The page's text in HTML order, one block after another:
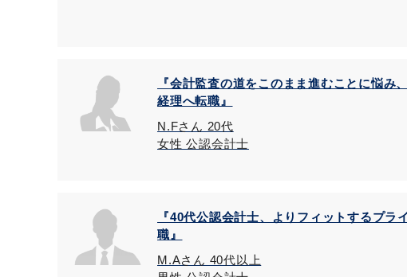
『会計監査の道をこのまま進むことに悩み
経理へ転職』
N.Fさん 20代
女性 公認会計士
『40代公認会計士、よりフィットするプラ
職』
M.Aさん 40代以上